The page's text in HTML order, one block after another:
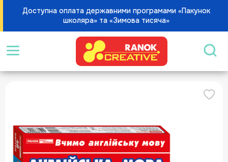
Доступна оплата державними програмами «Пакунок
школяра» та «Зимова тисяча»